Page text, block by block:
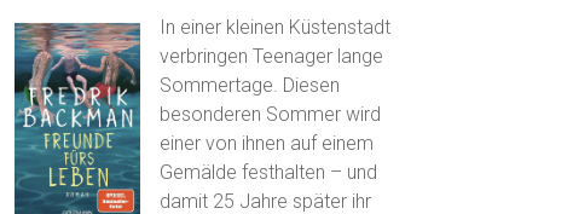
In einer kleinen Küstenstadt
verbringen Teenager lange
Sommertage. Diesen
besonderen Sommer wird
einer von ihnen auf einem
Gemälde festhalten – und
damit 25 Jahre später ihr